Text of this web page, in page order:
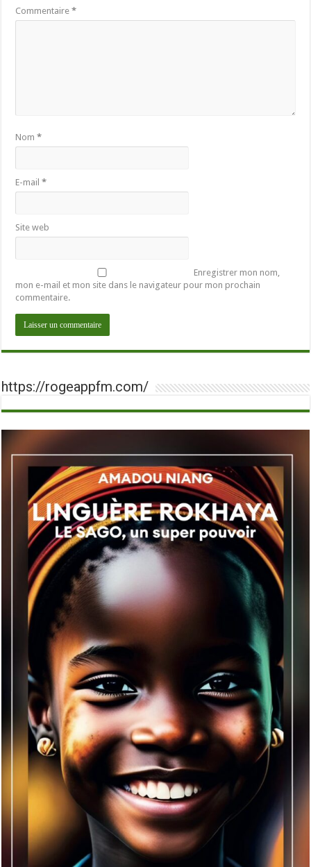
Commentaire*
Nom*
E-mail*
Site web
Enregistrer mon nom,
mon e-mail et mon site dans le navigateur pour mon prochain
commentaire.
https://rogeappfm.com/